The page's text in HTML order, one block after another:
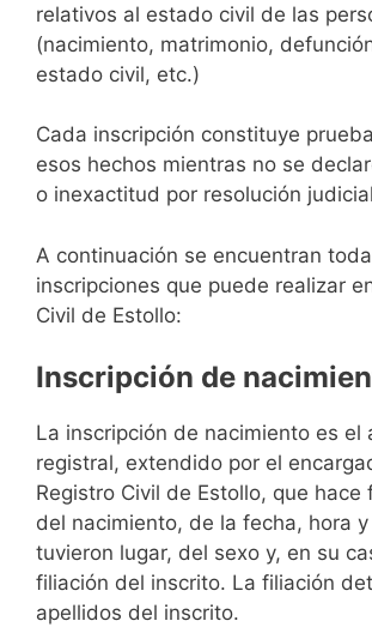
relativos al estado civil de las
(nacimiento, matrimonio,
estado civil, etc.)
Cada inscripción constituye
esos hechos mientras no se
o inexactitud por resolución
A continuación se encuentran
inscripciones que puede realizar
Civil de Estollo:
Inscripción de
La inscripción de nacimiento es el
registral, extendido por el
Registro Civil de Estollo, que hace
del nacimiento, de la fecha, hora
tuvieron lugar, del sexo y, en su
filiación del inscrito. La filiación
apellidos del inscrito.